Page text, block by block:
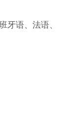
牙语、法语、